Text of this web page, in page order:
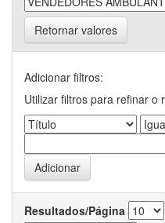
Retornar valores
Adicionar filtros:
Utilizar filtros para refinar o
Resultados/Página